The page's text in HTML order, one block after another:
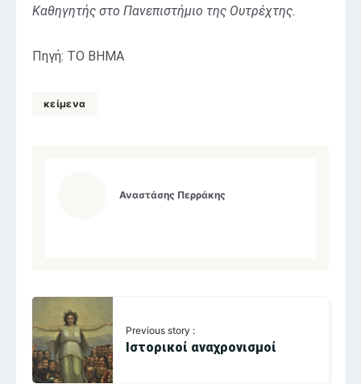
Καθηγητής στο Πανεπιστήμιο της Ουτρέχτης.
Πηγή: ΤΟ ΒΗΜΑ
κείμενα
Αναστάσης Περράκης
Previous story :
Ιστορικοί αναχρονισμοί